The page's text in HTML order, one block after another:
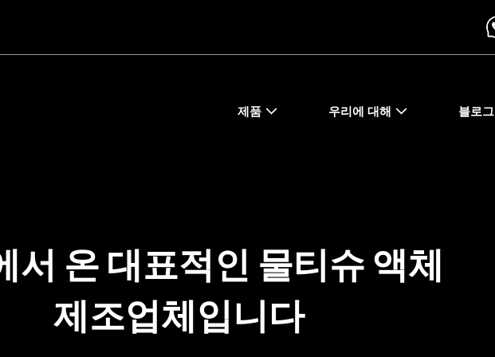
제품 우리에 대해 블로그
서 온 대표적인 물티슈 액체
제조업체입니다